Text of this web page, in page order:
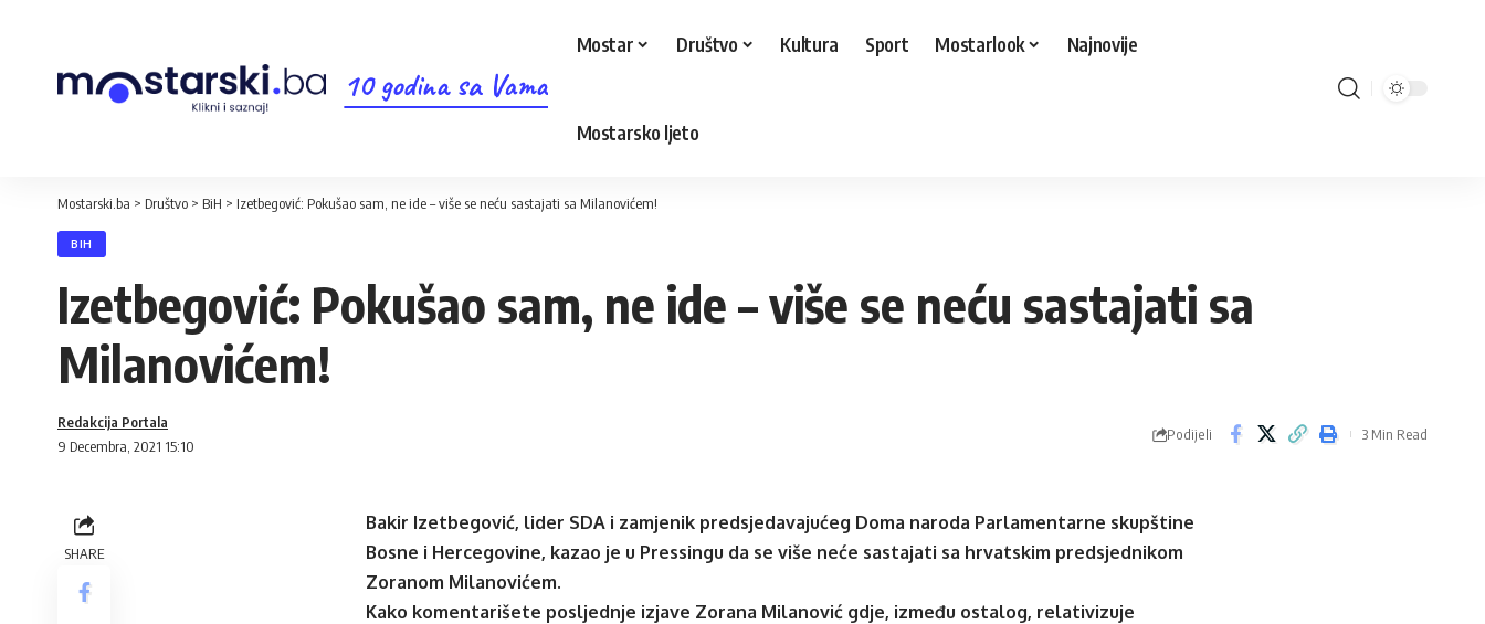
10 godina sa Vama
Mostar Društvo Kultura Sport Mostarlook Najnovije
Mostarsko ljeto
Mostarski.ba > Društvo > BiH > Izetbegović: Pokušao sam, ne ide – više se neću sastajati sa Milanovićem!
BIH
Izetbegović: Pokušao sam, ne ide – više se neću sastajati sa
Milanovićem!
9 Decembra, 2021 15:10
Redakcija Portala
Podijeli 3 Min Read
SHARE
Bakir Izetbegović, lider SDA i zamjenik predsjedavajućeg Doma naroda Parlamentarne skupštine
Bosne i Hercegovine, kazao je u Pressingu da se više neće sastajati sa hrvatskim predsjednikom
Zoranom Milanovićem.
Kako komentarišete posljednje izjave Zorana Milanović gdje, između ostalog, relativizuje